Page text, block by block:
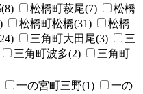
松橋町萩尾(7)
松橋
松橋町松橋(31)
松橋
三角町大田尾(3)
三
三角町波多(2)
三角町
一の宮町三野(1)
一の